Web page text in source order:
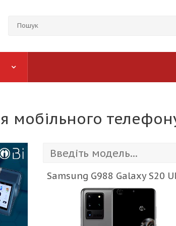
мобільного
Samsung G988 Galaxy S20